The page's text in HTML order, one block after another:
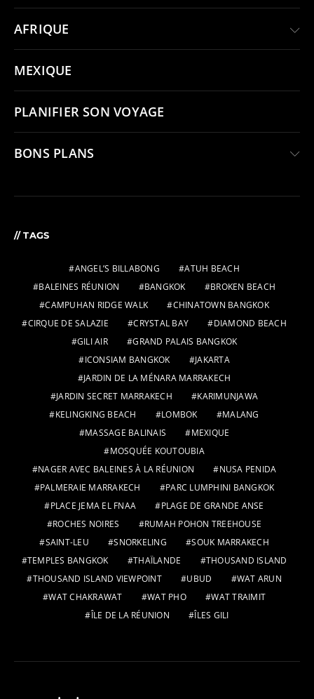
AFRIQUE
MEXIQUE
PLANIFIER SON VOYAGE
BONS PLANS
// TAGS
ANGEL’S BILLABONG
ATUH BEACH
BALEINES RÉUNION
BANGKOK
BROKEN BEACH
CAMPUHAN RIDGE WALK
CHINATOWN BANGKOK
CIRQUE DE SALAZIE
CRYSTAL BAY
DIAMOND BEACH
GILI AIR
GRAND PALAIS BANGKOK
ICONSIAM BANGKOK
JAKARTA
JARDIN DE LA MÉNARA MARRAKECH
JARDIN SECRET MARRAKECH
KARIMUNJAWA
KELINGKING BEACH
LOMBOK
MALANG
MASSAGE BALINAIS
MEXIQUE
MOSQUÉE KOUTOUBIA
NAGER AVEC BALEINES À LA RÉUNION
NUSA PENIDA
PALMERAIE MARRAKECH
PARC LUMPHINI BANGKOK
PLACE JEMA EL FNAA
PLAGE DE GRANDE ANSE
ROCHES NOIRES
RUMAH POHON TREEHOUSE
SAINT-LEU
SNORKELING
SOUK MARRAKECH
TEMPLES BANGKOK
THAÏLANDE
THOUSAND ISLAND
THOUSAND ISLAND VIEWPOINT
UBUD
WAT ARUN
WAT CHAKRAWAT
WAT PHO
WAT TRAIMIT
ÎLE DE LA RÉUNION
ÎLES GILI